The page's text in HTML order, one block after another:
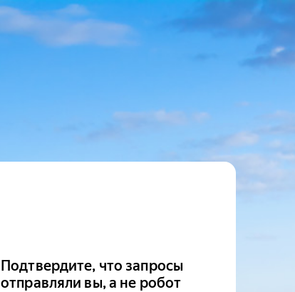
Подтвердите, что запросы
отправляли вы, а не робот